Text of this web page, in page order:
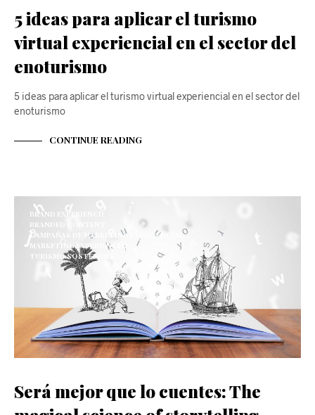
5 ideas para aplicar el turismo
virtual experiencial en el sector del
enoturismo
5 ideas para aplicar el turismo virtual experiencial en el sector del
enoturismo
CONTINUE READING
BRAND EXPERIENCIE
BRANDED CONTENT
CAMPAÑAS DE MARKETING EXPERIENCIAL
MARKETING EXPERIENCIAL
TURISMO SOSTENIBLE
Será mejor que lo cuentes: The